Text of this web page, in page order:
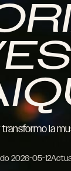
la
2026-05-12